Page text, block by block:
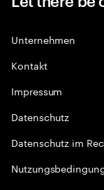
Unternehmen
Kontakt
Impressum
Datenschutz
Datenschutz im